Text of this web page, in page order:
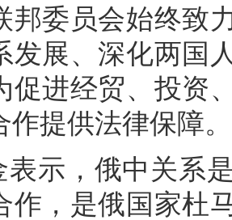
邦委员会始终致
发展、深化两国
促进经贸、投资
提供法律保障。
表示，俄中关系
作，是俄国家杜